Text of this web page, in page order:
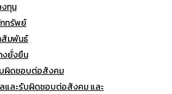
ทุน
ทรัพย์
สัมพันธ์
ยั่งยืน
ผิดชอบต่อสังคม
และรับผิดชอบต่อสังคม และ